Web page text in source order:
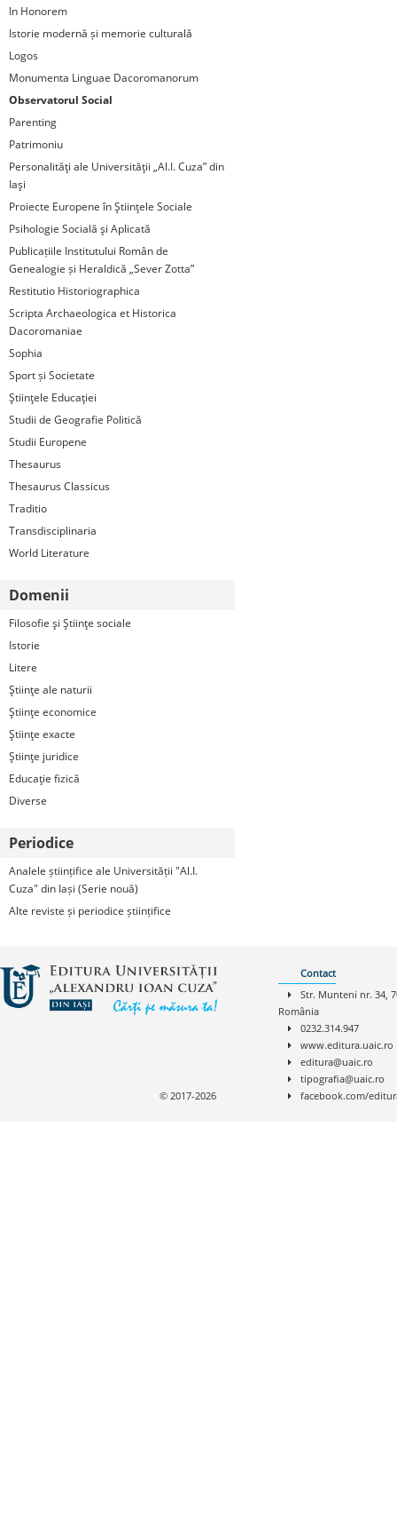
In Honorem
Istorie modernă și memorie culturală
Logos
Monumenta Linguae Dacoromanorum
Observatorul Social
Parenting
Patrimoniu
Personalităţi ale Universităţii „Al.I. Cuza” din
Iaşi
Proiecte Europene în Ştiinţele Sociale
Psihologie Socială şi Aplicată
Publicațiile Institutului Român de
Genealogie și Heraldică „Sever Zotta”
Restitutio Historiographica
Scripta Archaeologica et Historica
Dacoromaniae
Sophia
Sport și Societate
Ştiinţele Educaţiei
Studii de Geografie Politică
Studii Europene
Thesaurus
Thesaurus Classicus
Traditio
Transdisciplinaria
World Literature
Domenii
Filosofie şi Ştiinţe sociale
Istorie
Litere
Ştiinţe ale naturii
Ştiinţe economice
Ştiinţe exacte
Ştiinţe juridice
Educaţie fizică
Diverse
Periodice
Analele științifice ale Universității "Al.I.
Cuza" din Iași (Serie nouă)
Alte reviste și periodice științifice
Contact
Str. Munteni nr. 34,
România
0232.314.947
www.editura.uaic.ro
editura@uaic.ro
tipografia@uaic.ro
facebook.com/
© 2017-2026